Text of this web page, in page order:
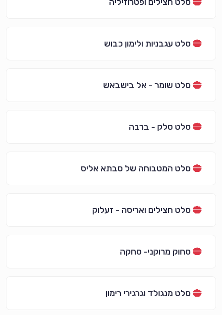
סלט חצילים ופטרוזיליה
סלט עגבניות ולימון כבוש
סלט שומר - אל בישבאש
סלט סלק - ברבה
סלט המטבוחה של סבתא אליס
סלט חצילים ואריסה - זעלוק
סחוק מרוקני- סחקה
סלט מנגולד וגרגירי רימון